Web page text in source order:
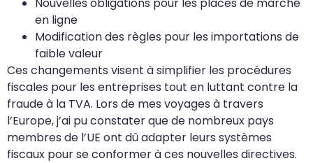
en ligne
Modification des règles pour les importations de
faible valeur
Ces changements visent à simplifier les procédures
fiscales pour les entreprises tout en luttant contre la
fraude à la TVA. Lors de mes voyages à travers
l’Europe, j’ai pu constater que de nombreux pays
membres de l’UE ont dû adapter leurs systèmes
fiscaux pour se conformer à ces nouvelles directives.